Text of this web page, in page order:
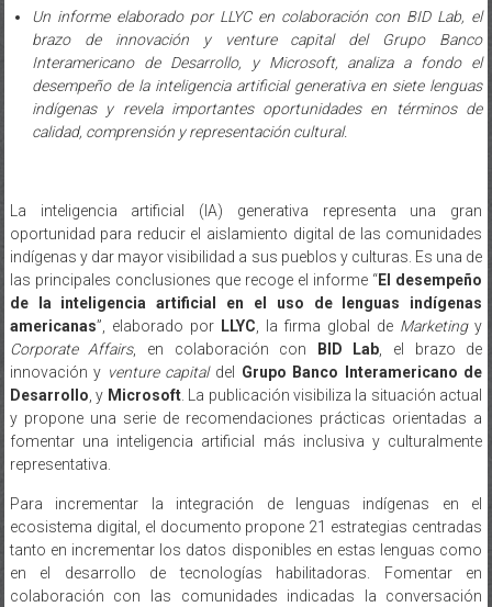
Un informe elaborado por LLYC en colaboración con BID Lab, el
brazo de innovación y venture capital del Grupo Banco
Interamericano de Desarrollo, y Microsoft, analiza a fondo el
desempeño de la inteligencia artificial generativa en siete lenguas
indígenas y revela importantes oportunidades en términos de
calidad, comprensión y representación cultural.
La inteligencia artificial (IA) generativa representa una gran
oportunidad para reducir el aislamiento digital de las comunidades
indígenas y dar mayor visibilidad a sus pueblos y culturas. Es una de
las principales conclusiones que recoge el informe “El desempeño
de la inteligencia artificial en el uso de lenguas indígenas
americanas”, elaborado por LLYC , la firma global de Marketingy
Corporate Affairs, en colaboración con BID Lab , el brazo de
innovación y venture capitaldel Grupo Banco Interamericano de
Desarrollo , y Microsoft. La publicación visibiliza la situación actual
y propone una serie de recomendaciones prácticas orientadas a
fomentar una inteligencia artificial más inclusiva y culturalmente
representativa.
Para incrementar la integración de lenguas indígenas en el
ecosistema digital, el documento propone 21 estrategias centradas
tanto en incrementar los datos disponibles en estas lenguas como
en el desarrollo de tecnologías habilitadoras. Fomentar en
colaboración con las comunidades indicadas la conversación